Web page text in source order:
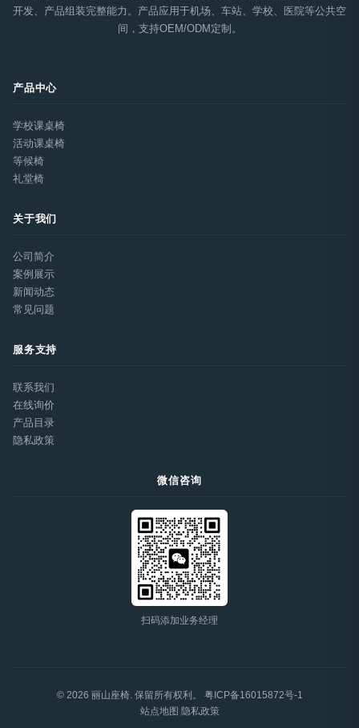
开发、产品组装完整能力。产品应用于机场、车站、学校、医院等公共空
间，支持OEM/ODM定制。
产品中心
学校课桌椅
活动课桌椅
等候椅
礼堂椅
关于我们
公司简介
案例展示
新闻动态
常见问题
服务支持
联系我们
在线询价
产品目录
隐私政策
微信咨询
扫码添加业务经理
© 2026 丽山座椅. 保留所有权利。 粤ICP备16015872号-1
站点地图 隐私政策